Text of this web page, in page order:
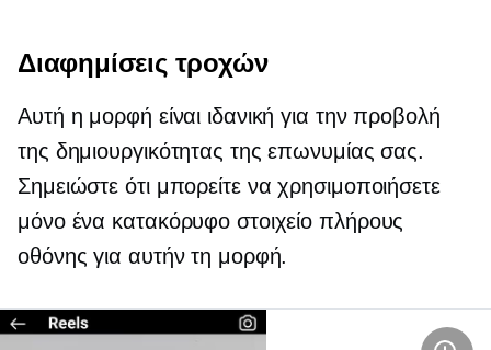
Διαφημίσεις τροχών
Αυτή η μορφή είναι ιδανική για την προβολή
της δημιουργικότητας της επωνυμίας σας.
Σημειώστε ότι μπορείτε να χρησιμοποιήσετε
μόνο ένα κατακόρυφο στοιχείο πλήρους
οθόνης για αυτήν τη μορφή.